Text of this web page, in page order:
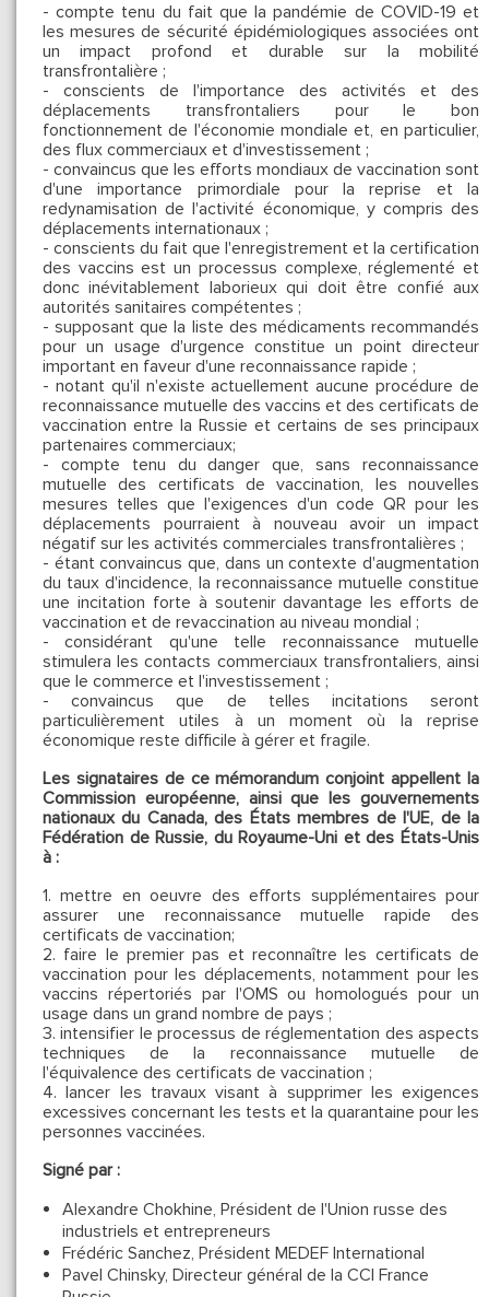
- compte tenu du fait que la pandémie de COVID-19 et
les mesures de sécurité épidémiologiques associées ont
un impact profond et durable sur la mobilité
transfrontalière ;
- conscients de l'importance des activités et des
déplacements transfrontaliers pour le bon
fonctionnement de l'économie mondiale et, en particulier,
des flux commerciaux et d'investissement ;
- convaincus que les efforts mondiaux de vaccination sont
d'une importance primordiale pour la reprise et la
redynamisation de l'activité économique, y compris des
déplacements internationaux ;
- conscients du fait que l'enregistrement et la certification
des vaccins est un processus complexe, réglementé et
donc inévitablement laborieux qui doit être confié aux
autorités sanitaires compétentes ;
- supposant que la liste des médicaments recommandés
pour un usage d'urgence constitue un point directeur
important en faveur d'une reconnaissance rapide ;
- notant qu'il n'existe actuellement aucune procédure de
reconnaissance mutuelle des vaccins et des certificats de
vaccination entre la Russie et certains de ses principaux
partenaires commerciaux;
- compte tenu du danger que, sans reconnaissance
mutuelle des certificats de vaccination, les nouvelles
mesures telles que l'exigences d'un code QR pour les
déplacements pourraient à nouveau avoir un impact
négatif sur les activités commerciales transfrontalières ;
- étant convaincus que, dans un contexte d'augmentation
du taux d'incidence, la reconnaissance mutuelle constitue
une incitation forte à soutenir davantage les efforts de
vaccination et de revaccination au niveau mondial ;
- considérant qu'une telle reconnaissance mutuelle
stimulera les contacts commerciaux transfrontaliers, ainsi
que le commerce et l'investissement ;
- convaincus que de telles incitations seront
particulièrement utiles à un moment où la reprise
économique reste difficile à gérer et fragile.
Les signataires de ce mémorandum conjoint appellent la
Commission européenne, ainsi que les gouvernements
nationaux du Canada, des États membres de l'UE, de la
Fédération de Russie, du Royaume-Uni et des États-Unis
à :
1. mettre en oeuvre des efforts supplémentaires pour
assurer une reconnaissance mutuelle rapide des
certificats de vaccination;
2. faire le premier pas et reconnaître les certificats de
vaccination pour les déplacements, notamment pour les
vaccins répertoriés par l'OMS ou homologués pour un
usage dans un grand nombre de pays ;
3. intensifier le processus de réglementation des aspects
techniques de la reconnaissance mutuelle de
l'équivalence des certificats de vaccination ;
4. lancer les travaux visant à supprimer les exigences
excessives concernant les tests et la quarantaine pour les
personnes vaccinées.
Signé par :
Alexandre Chokhine, Président de l'Union russe des
industriels et entrepreneurs
Frédéric Sanchez, Président MEDEF International
Pavel Chinsky, Directeur général de la CCI France